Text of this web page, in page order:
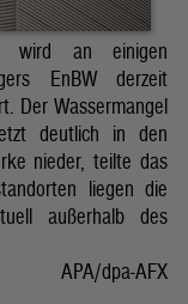
wird an einigen
EnBW derzeit
Der Wassermangel
deutlich in den
nieder, teilte das
liegen die
außerhalb des
APA/dpa-AFX